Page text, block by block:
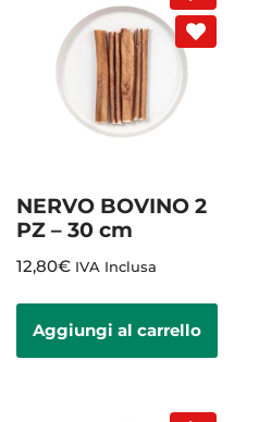
NERVO BOVINO 2
PZ – 30 cm
12,80€ IVA Inclusa
Aggiungi al carrello